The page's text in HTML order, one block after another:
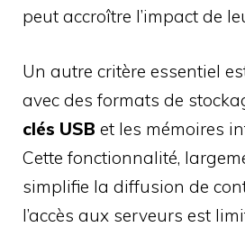
peut accroître l’impact de
Un autre critère essentiel
avec des formats de
clés USB et les mémoires
Cette fonctionnalité,
simplifie la diffusion de
l’accès aux serveurs est